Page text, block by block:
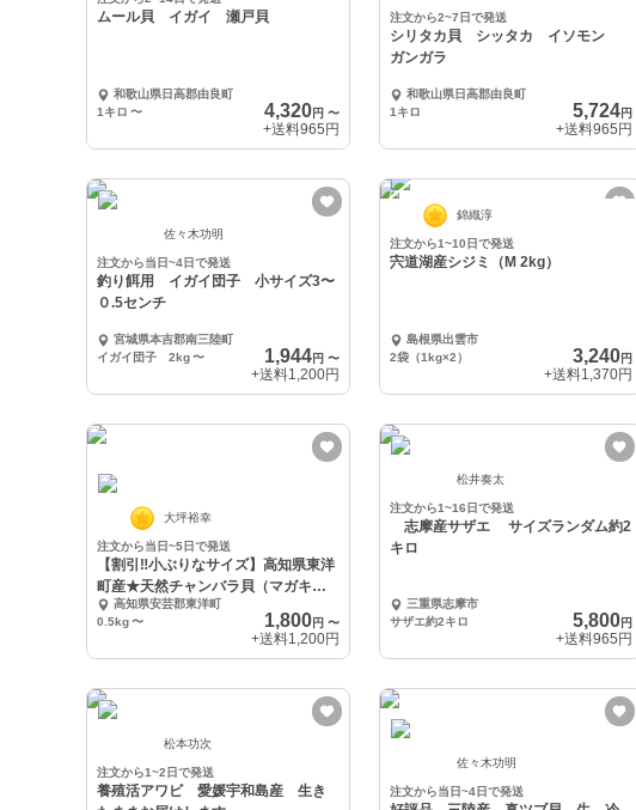
ムール貝 イガイ 瀬戸貝
和歌山県日高郡由良町
1キロ 〜 4,320円 〜
+送料965円
注文から2~7日で発送
シリタカ貝 シッタカ イソモン
ガンガラ
和歌山県日高郡由良町
1キロ
5,724円
+送料965円
佐々木功明
注文から当日~4日で発送
釣り餌用 イガイ団子 小サイズ3〜
０.5センチ
宮城県本吉郡南三陸町
イガイ団子 2kg〜 1,944円 〜
+送料1,200円
錦織淳
注文から1~10日で発送
宍道湖産シジミ（M 2kg）
島根県出雲市
2袋（1kg×2）
3,240円
+送料1,370円
大坪裕幸
注文から当日~5日で発送
【割引‼小ぶりなサイズ】高知県東洋
町産★天然チャンバラ貝（マガキガ
イ） クール便
高知県安芸郡東洋町
0.5kg〜 1,800円 〜
+送料1,200円
松井奏太
注文から1~16日で発送
志摩産サザエ サイズランダム約2
キロ
三重県志摩市
サザエ約2キロ
5,800円
+送料965円
松本功次
注文から1~2日で発送
養殖活アワビ 愛媛宇和島産 生き
佐々木功明
注文から当日~4日で発送